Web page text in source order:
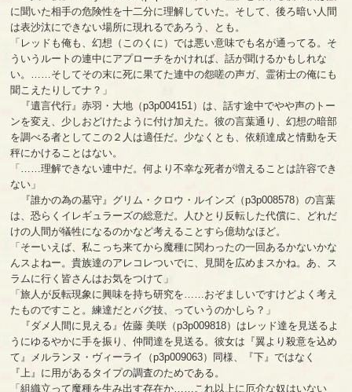
に聞いた相手の危険性を十二分に理解していた。そして、後ろ暗い人間
は表沙汰にできない場所に現れるであろう、とも。
「レッドも俺も、幻想（このくに）では悪い意味でも名が通ってる。そ
ういうルートの連中にアプローチをかければ、話が聞けるかもしれな
い。……そしてその末に死に果てた連中の怨嗟の声ガ、霊術士の俺にも
聞こえたりしてナ？」
『遺言代行』赤羽・大地（p3p004151）は、話す途中でやや声のトー
ンを変え、少しおどけたように付け加えた。彼の言葉通り、幻想の暗部
を調べる者としてこの２人は適任だ。少なくとも、依頼達成と情動を天
秤にかけることはない。
「……理解できない連中だ。何より不幸な死者が増えることは許容でき
ない」
『誰かの為の墓守』グリム・クロウ・ルインズ（p3p008578）の言葉
は、恐らくイレギュラーズの総意だ。人ひとり反転した代償に、どれだ
けの人間が犠牲になるのかなど考えることすら億劫なほど。
「そーいえば、私こっち来てから魔種に関わったの一回あるかないかな
んスよねー。貴族達のアレコレついでに、見聞を広めまスかね。あ、ス
ラムに行く皆さんはお気をつけて」
「旅人が反転現象に興味を持ち研究を……おぞましいですけどよく考え
たものですこと。練達だとバグ技、っていうのかしら？」
『ダメ人間に見える』佐藤 美咲（p3p009818）はレッド達を見送るよ
うにゆるやかに手を振り、仲間達を見送る。彼女は『翼より殺意を込め
て』メルランヌ・ヴィーライ（p3p009063）同様、『下』ではなく
『上』に用があるタイプの調査のためである。
「組織立って魔種を生み出す存在か……これ以上に厄介な奴はいない